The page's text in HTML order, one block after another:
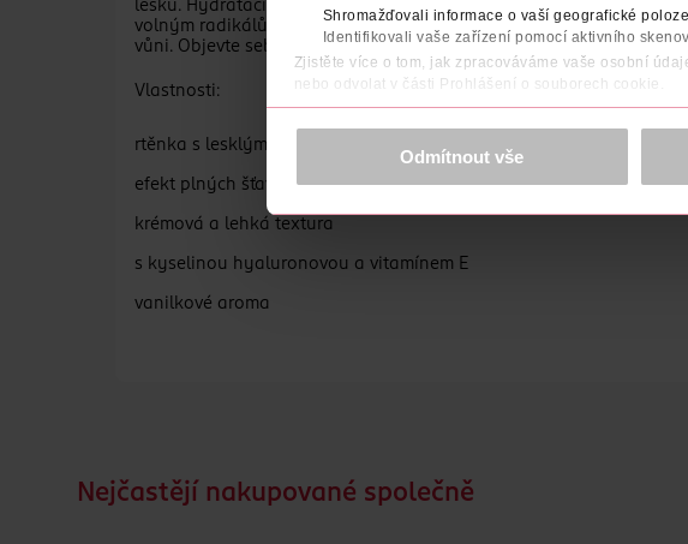
Shromažďovali informace o vaší geografické
Identifikovali vaše zařízení pomocí aktivního
Zjistěte více o tom, jak zpracováváme vaše osobní
nebo odvolat v části Prohlášení o souborech cookie.
K provozu stránek, personalizaci obsahu a reklam,
prohlášení o ochraně osobních údajů.
Děkujeme za pochopení. >více o cookies<
Odmítnout vše
lesku. Hydrataci napomáhá i kyselina hyaluronová, která se
volným radikálům, a chrání tak pokožku rtů. Složení je čistě
vůni. Objevte sebevědomí v rtěnce a nechte vaše rty zazářit.
Vlastnosti:
rtěnka s lesklým finišem
efekt plných šťavnatých rtů
krémová a lehká textura
s kyselinou hyaluronovou a vitamínem E
vanilkové aroma
Nejčastějí nakupované společně